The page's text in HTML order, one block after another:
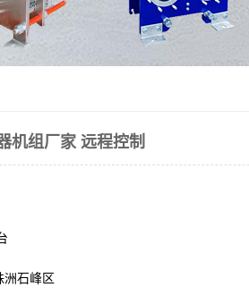
机组厂家 远程控制
洲石峰区